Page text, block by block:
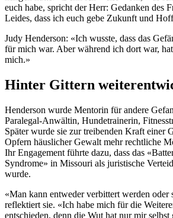
euch habe, spricht der Herr: Gedanken des
Leides, dass ich euch gebe Zukunft und
Judy Henderson: «Ich wusste, dass das
für mich war. Aber während ich dort war,
mich.»
Hinter Gittern
Henderson wurde Mentorin für andere
Paralegal-Anwältin, Hundetrainerin,
Später wurde sie zur treibenden Kraft einer
Opfern häuslicher Gewalt mehr rechtliche
Ihr Engagement führte dazu, dass das
Syndrome» in Missouri als juristische
wurde.
«Man kann entweder verbittert werden
reflektiert sie. «Ich habe mich für die
entschieden, denn die Wut hat nur mir selbst